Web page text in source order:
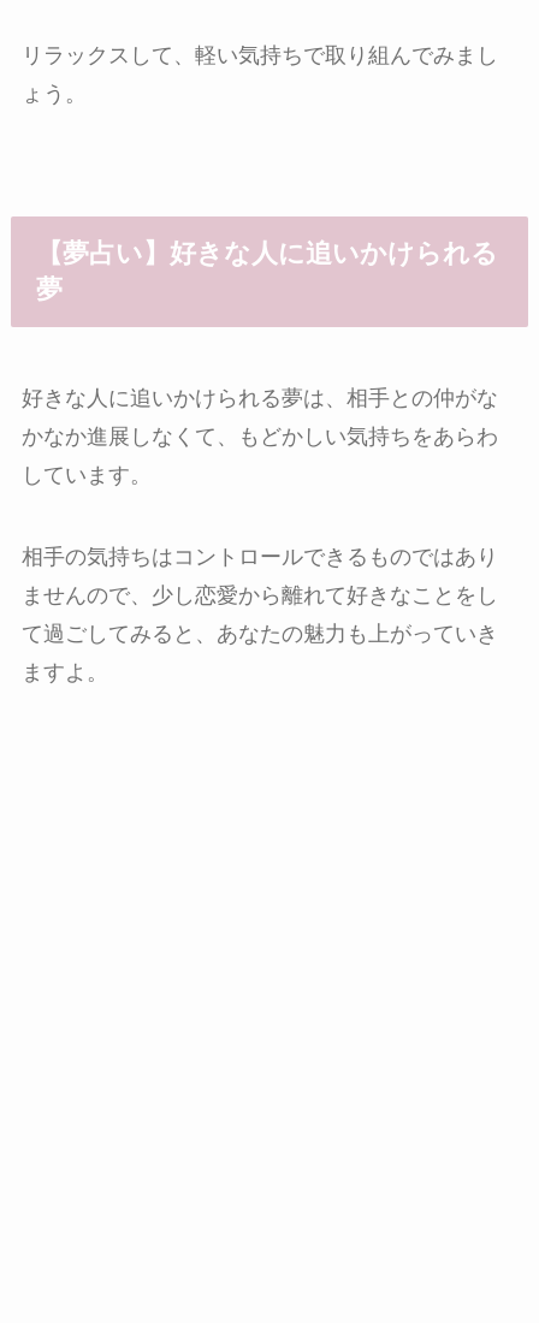
リラックスして、軽い気持ちで取り組んでみまし
ょう。
【夢占い】好きな人に追いかけられる
夢
好きな人に追いかけられる夢は、相手との仲がな
かなか進展しなくて、もどかしい気持ちをあらわ
しています。
相手の気持ちはコントロールできるものではあり
ませんので、少し恋愛から離れて好きなことをし
て過ごしてみると、あなたの魅力も上がっていき
ますよ。